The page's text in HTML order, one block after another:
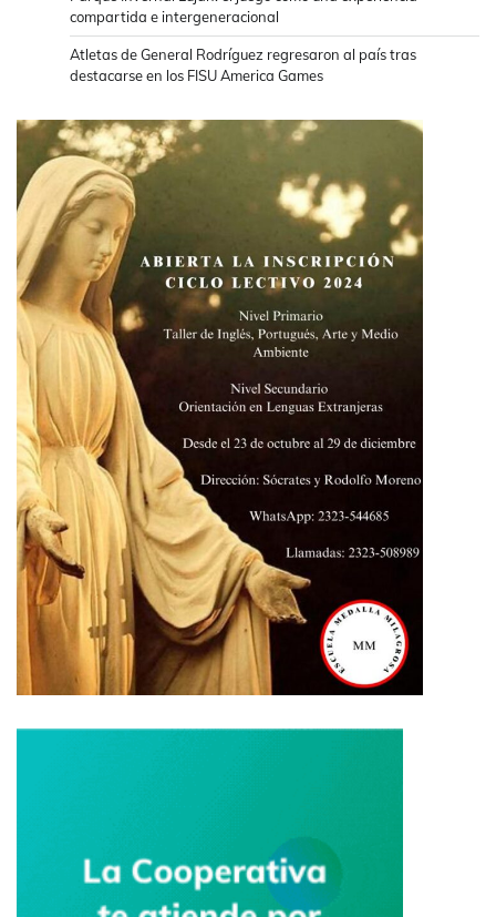
compartida e intergeneracional
Atletas de General Rodríguez regresaron al país tras
destacarse en los FISU America Games